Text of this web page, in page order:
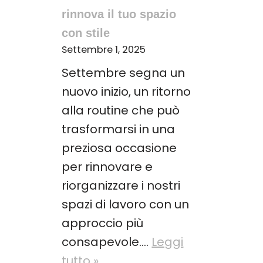
rinnova il tuo spazio
con stile
Settembre 1, 2025
Settembre segna un
nuovo inizio, un ritorno
alla routine che può
trasformarsi in una
preziosa occasione
per rinnovare e
riorganizzare i nostri
spazi di lavoro con un
approccio più
consapevole.… Leggi